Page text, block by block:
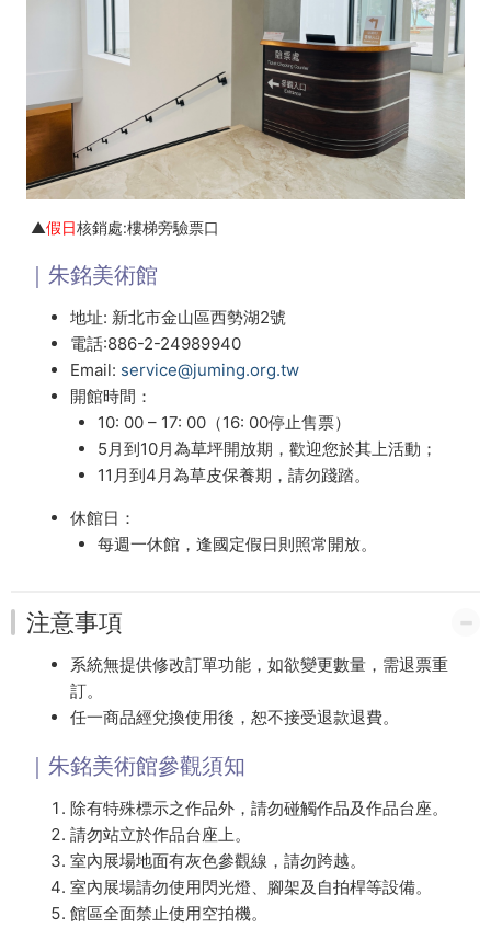
▲假日核銷處:樓梯旁驗票口
｜朱銘美術館
地址: 新北市金山區西勢湖2號
電話:886-2-24989940
Email: service@juming.org.tw
開館時間：
10: 00 – 17: 00（16: 00停止售票）
5月到10月為草坪開放期，歡迎您於其上活動；
11月到4月為草皮保養期，請勿踐踏。
休館日：
每週一休館，逢國定假日則照常開放。
注意事項
系統無提供修改訂單功能，如欲變更數量，需退票重
訂。
任一商品經兌換使用後，恕不接受退款退費。
｜朱銘美術館參觀須知
除有特殊標示之作品外，請勿碰觸作品及作品台座。
請勿站立於作品台座上。
室內展場地面有灰色參觀線，請勿跨越。
室內展場請勿使用閃光燈、腳架及自拍桿等設備。
館區全面禁止使用空拍機。